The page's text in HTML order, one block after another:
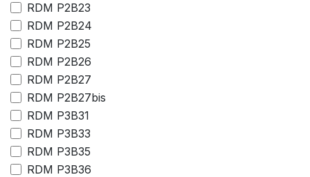
RDM P2B23
RDM P2B24
RDM P2B25
RDM P2B26
RDM P2B27
RDM P2B27bis
RDM P3B31
RDM P3B33
RDM P3B35
RDM P3B36